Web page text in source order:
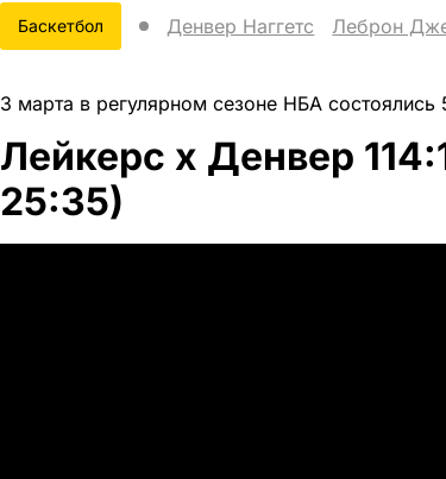
Баскетбол Денвер Наггетс Леброн
3 марта в регулярном сезоне НБА состоялись
Лейкерс x Денвер
25:35)